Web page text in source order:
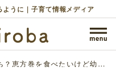
うに｜子育て情報メディア
？恵方巻を食べたいけど幼児